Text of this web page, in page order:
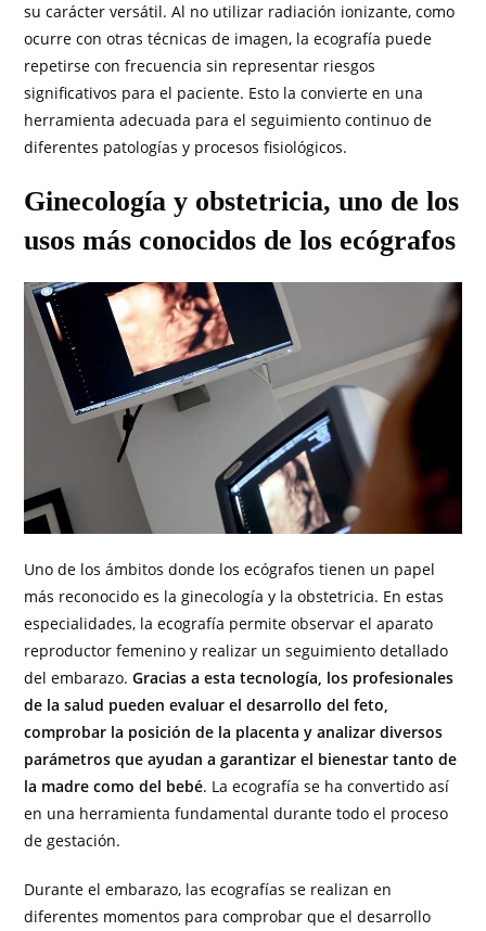
su carácter versátil. Al no utilizar radiación ionizante, como
ocurre con otras técnicas de imagen, la ecografía puede
repetirse con frecuencia sin representar riesgos
significativos para el paciente. Esto la convierte en una
herramienta adecuada para el seguimiento continuo de
diferentes patologías y procesos fisiológicos.
Ginecología y obstetricia, uno de los
usos más conocidos de los ecógrafos
Uno de los ámbitos donde los ecógrafos tienen un papel
más reconocido es la ginecología y la obstetricia. En estas
especialidades, la ecografía permite observar el aparato
reproductor femenino y realizar un seguimiento detallado
del embarazo.Gracias a esta tecnología, los profesionales
de la salud pueden evaluar el desarrollo del feto,
comprobar la posición de la placenta y analizar diversos
parámetros que ayudan a garantizar el bienestar tanto de
la madre como del bebé. La ecografía se ha convertido así
en una herramienta fundamental durante todo el proceso
de gestación.
Durante el embarazo, las ecografías se realizan en
diferentes momentos para comprobar que el desarrollo